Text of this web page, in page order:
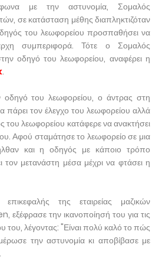
με την αστυνομία, Σομαλός
σε κατάσταση μέθης διαπληκτιζόταν
του λεωφορείου προσπαθήσει να
συμπεριφορά. Τότε ο Σομαλός
οδηγό του λεωφορείου, αναφέρει η
.
οδηγό του λεωφορείου, ο άντρας στη
τον έλεγχο του λεωφορείου αλλά
του λεωφορείου κατάφερε να ανακτήσει
Αφού σταμάτησε το λεωφορείο σε μια
και η οδηγός με κάποιο τρόπο
τον μετανάστη μέσα μέχρι να φτάσει η
της εταιρείας μαζικών
εξέφρασε την ικανοποίησή του για τις
του, λέγοντας: "Είναι πολύ καλό το πώς
την αστυνομία κι αποβίβασε με